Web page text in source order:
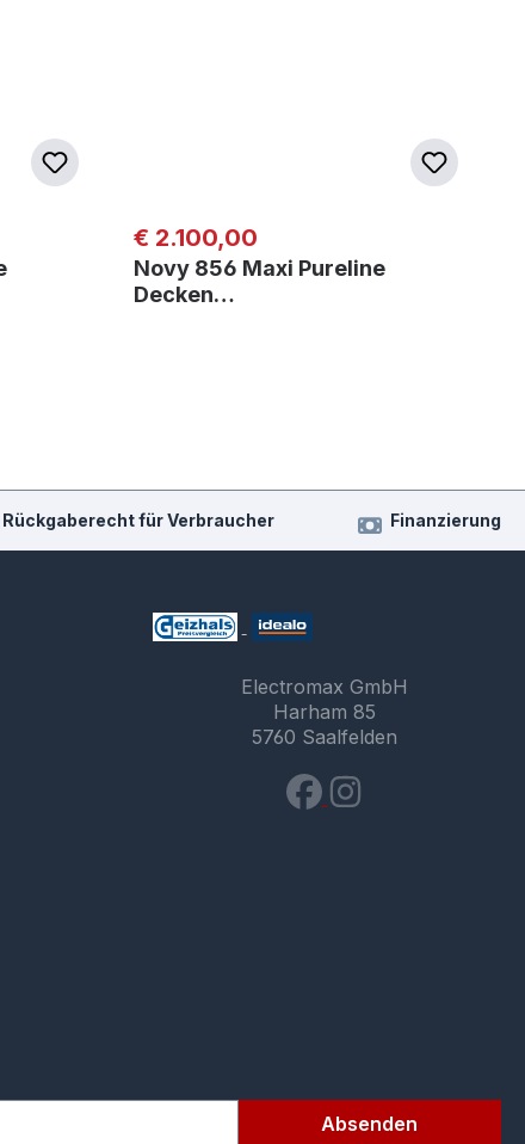
Regulärer Preis:
€ 2.100,00
Novy 856 Maxi Pureline
Decken…
Rückgaberecht für Verbraucher Finanzierung
Electromax GmbH
Harham 85
5760 Saalfelden
Absenden